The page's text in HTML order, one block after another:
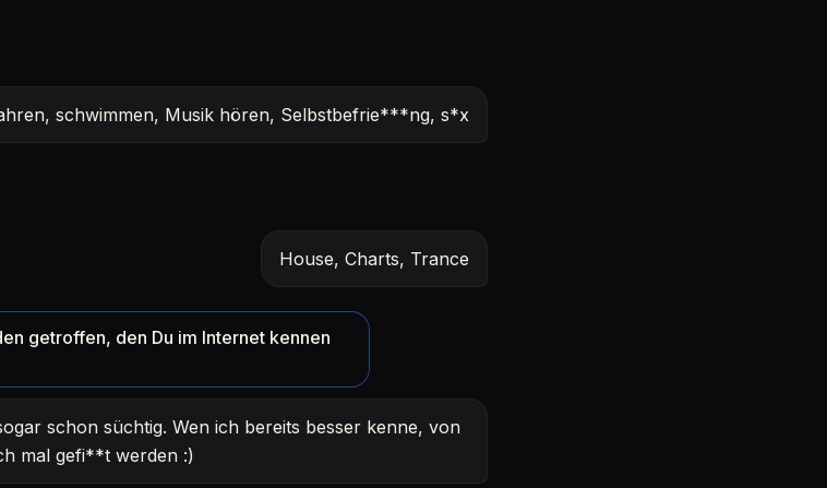
schwimmen, Musik hören, Selbstbefrie***ng, s*x
House, Charts, Trance
getroffen, den Du im Internet kennen
schon süchtig. Wen ich bereits besser kenne, von
mal gefi**t werden :)